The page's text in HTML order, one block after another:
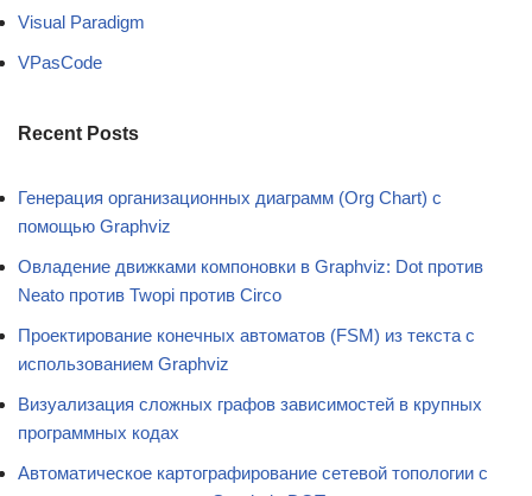
Visual Paradigm
VPasCode
Recent Posts
Генерация организационных диаграмм (Org Chart) с
помощью Graphviz
Овладение движками компоновки в Graphviz: Dot против
Neato против Twopi против Circo
Проектирование конечных автоматов (FSM) из текста с
использованием Graphviz
Визуализация сложных графов зависимостей в крупных
программных кодах
Автоматическое картографирование сетевой топологии с